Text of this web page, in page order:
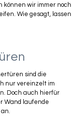
können wir immer noch
Wie gesagt, lassen
sind die
nur vereinzelt im
Doch auch hierfür
Wand laufende